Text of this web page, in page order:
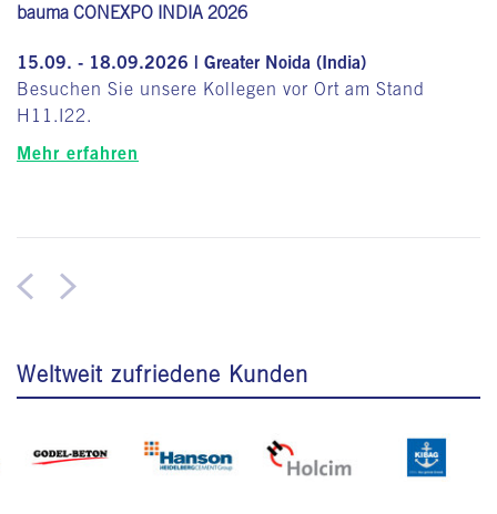
bauma CONEXPO INDIA 2026
15.09. - 18.09.2026 | Greater Noida (India)
Besuchen Sie unsere Kollegen vor Ort am Stand
H11.I22.
Mehr erfahren
Weltweit zufriedene Kunden